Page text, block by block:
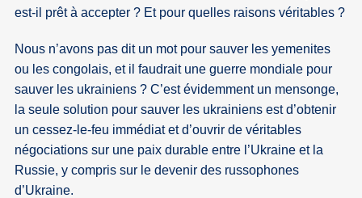
est-il prêt à accepter ? Et pour quelles raisons véritables ?
Nous n’avons pas dit un mot pour sauver les yemenites
ou les congolais, et il faudrait une guerre mondiale pour
sauver les ukrainiens ? C’est évidemment un mensonge,
la seule solution pour sauver les ukrainiens est d’obtenir
un cessez-le-feu immédiat et d’ouvrir de véritables
négociations sur une paix durable entre l’Ukraine et la
Russie, y compris sur le devenir des russophones
d’Ukraine.